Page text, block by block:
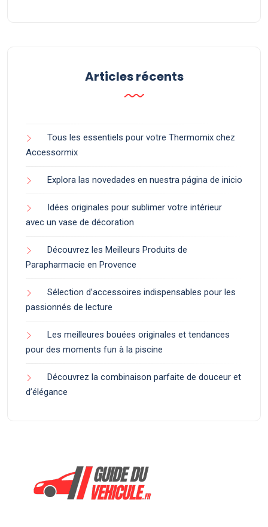
Articles récents
Tous les essentiels pour votre Thermomix chez
Accessormix
Explora las novedades en nuestra página de inicio
Idées originales pour sublimer votre intérieur
avec un vase de décoration
Découvrez les Meilleurs Produits de
Parapharmacie en Provence
Sélection d’accessoires indispensables pour les
passionnés de lecture
Les meilleures bouées originales et tendances
pour des moments fun à la piscine
Découvrez la combinaison parfaite de douceur et
d’élégance